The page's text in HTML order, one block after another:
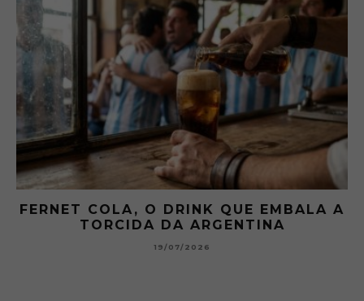
FERNET COLA, O DRINK QUE EMBALA A
TORCIDA DA ARGENTINA
19/07/2026